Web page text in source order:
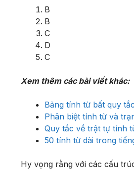
B
B
C
D
C
Xem thêm các bài viết khác:
Bảng tính từ bất quy
Phân biệt tính từ và
Quy tắc về trật tự tính
50 tính từ dài trong
Hy vọng rằng với các cấu